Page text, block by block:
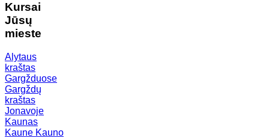
Kursai
Jūsų
mieste
Alytaus
kraštas
Gargžduose
Gargždų
kraštas
Jonavoje
Kaunas
Kaune Kauno